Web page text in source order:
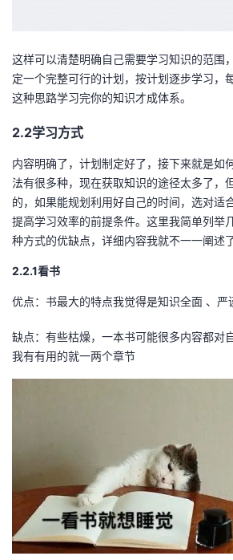
这样可以清楚明确自己需要学习知识的范围
定一个完整可行的计划，按计划逐步学习，
这种思路学习完你的知识才成体系。
2.2学习方式
内容明确了，计划制定好了，接下来就是如
法有很多种，现在获取知识的途径太多了，
的，如果能规划利用好自己的时间，选对适
提高学习效率的前提条件。这里我简单列举
种方式的优缺点，详细内容我就不一一阐述了
2.2.1看书
优点：书最大的特点我觉得是知识全面 、严
缺点：有些枯燥，一本书可能很多内容都对
我有有用的就一两个章节